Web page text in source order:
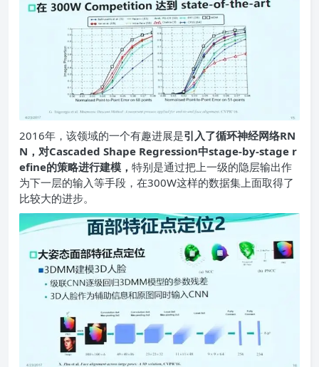
2016年，该领域的一个有趣进展是引入了循环神经网络RN
N，对Cascaded Shape Regression中stage-by-stage r
efine的策略进行建模， 特别是通过把上一级的隐层输出作
为下一层的输入等手段，在300W这样的数据集上面取得了
比较大的进步。